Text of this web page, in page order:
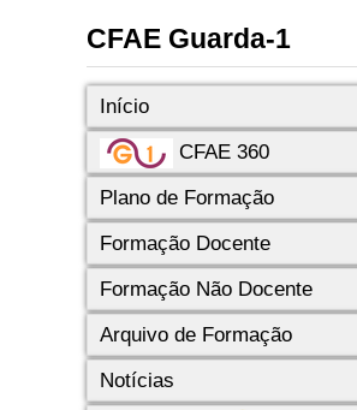
CFAE Guarda-1
Início
CFAE 360
Plano de Formação
Formação Docente
Formação Não Docente
Arquivo de Formação
Notícias